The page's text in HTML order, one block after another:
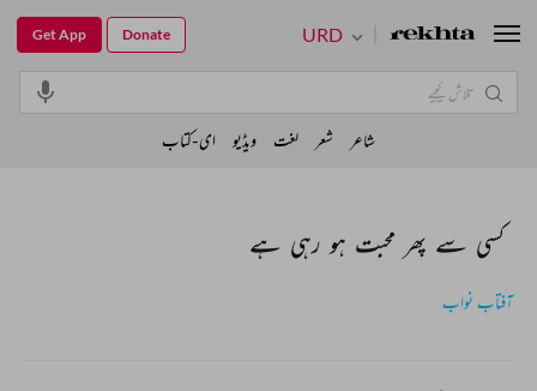
کسی سے پھر محبت ہو رہی ہے
آفتاب نواب
URD
Get App Donate
شاعر شعر لغت ویڈیو ای-کتاب